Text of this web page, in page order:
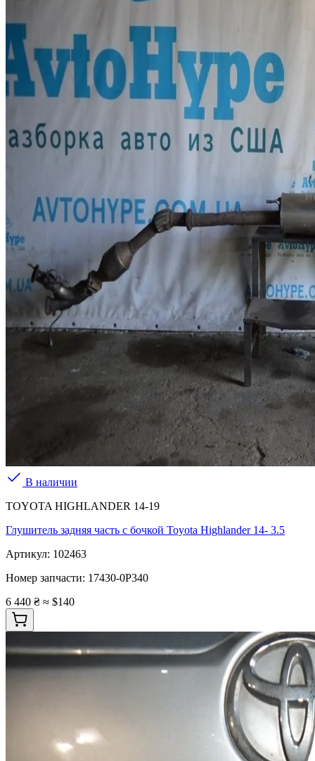
В наличии
TOYOTA HIGHLANDER 14-19
Глушитель задняя часть с бочкой Toyota Highlander 14- 3.5
Артикул: 102463
Номер запчасти: 17430-0P340
6 440 ₴ ≈ $140